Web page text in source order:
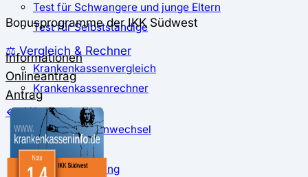
Test für Schwangere und junge Eltern
Test für Selbstständige
⚖️ Vergleich & Rechner
Krankenkassenvergleich
Krankenkassenrechner
↔ Wechsel
Krankenkassenwechsel
Kündigung
Musterkündigung
Bonusprogramme der IKK Südwest
Informationen
Onlineantrag
Antrag